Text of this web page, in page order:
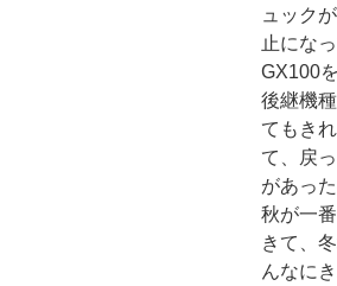
ュック
止にな
GX100
後継機
てもき
て、戻
があっ
秋が一
きて、
んなに